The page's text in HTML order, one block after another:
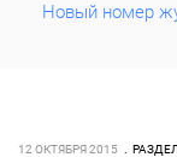
Новый номер
12 ОКТЯБРЯ 2015